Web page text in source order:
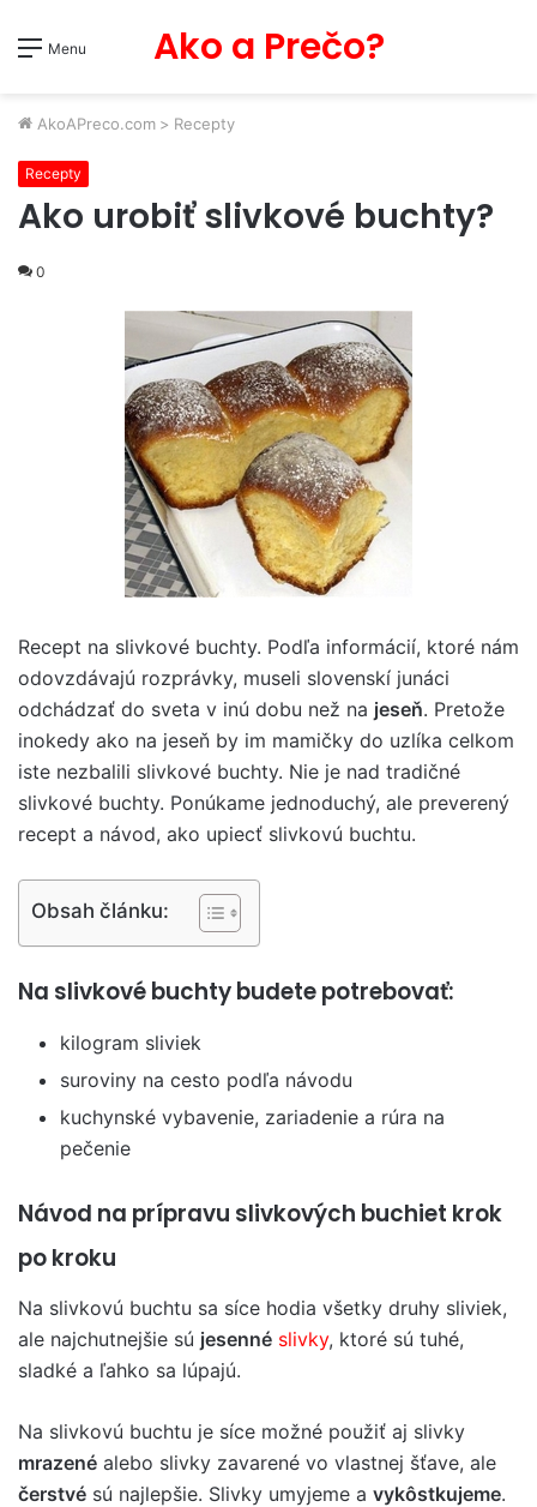
Menu Ako a Prečo?
AkoAPreco.com > Recepty
Recepty
Ako urobiť slivkové buchty?
0
Recept na slivkové buchty. Podľa informácií, ktoré nám
odovzdávajú rozprávky, museli slovenskí junáci
odchádzať do sveta v inú dobu než na jeseň. Pretože
inokedy ako na jeseň by im mamičky do uzlíka celkom
iste nezbalili slivkové buchty. Nie je nad tradičné
slivkové buchty. Ponúkame jednoduchý, ale preverený
recept a návod, ako upiecť slivkovú buchtu.
Obsah článku:
Na slivkové buchty budete potrebovať:
kilogram sliviek
suroviny na cesto podľa návodu
kuchynské vybavenie, zariadenie a rúra na
pečenie
Návod na prípravu slivkových buchiet krok
po kroku
Na slivkovú buchtu sa síce hodia všetky druhy sliviek,
ale najchutnejšie sú jesenné slivky, ktoré sú tuhé,
sladké a ľahko sa lúpajú.
Na slivkovú buchtu je síce možné použiť aj slivky
mrazené alebo slivky zavarené vo vlastnej šťave, ale
čerstvé sú najlepšie. Slivky umyjeme a vykôstkujeme.